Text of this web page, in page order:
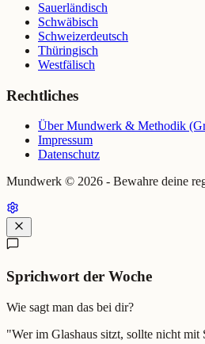
Sauerländisch
Schwäbisch
Schweizerdeutsch
Thüringisch
Westfälisch
Rechtliches
Über Mundwerk & Methodik
Impressum
Datenschutz
Mundwerk © 2026 - Bewahre deine
Sprichwort der Woche
Wie sagt man das bei dir?
"Wer im Glashaus sitzt, sollte nicht mit